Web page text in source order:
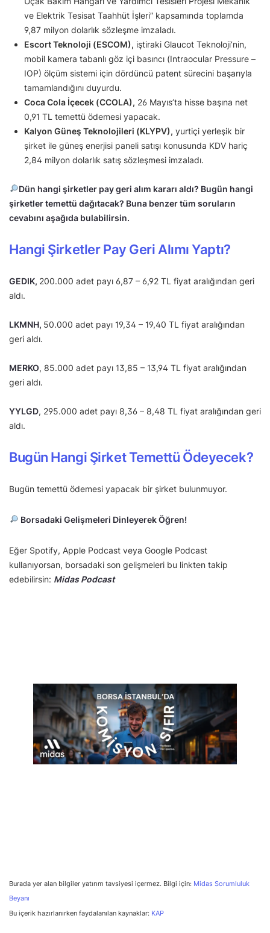
ve Elektrik Tesisat Taahhüt İşleri” kapsamında toplamda
9,87 milyon dolarlık sözleşme imzaladı.
Escort Teknoloji (ESCOM), iştiraki Glaucot Teknoloji’nin,
mobil kamera tabanlı göz içi basıncı (Intraocular Pressure –
IOP) ölçüm sistemi için dördüncü patent sürecini başarıyla
tamamlandığını duyurdu.
Coca Cola İçecek (CCOLA), 26 Mayıs’ta hisse başına net
0,91 TL temettü ödemesi yapacak.
Kalyon Güneş Teknolojileri (KLYPV), yurtiçi yerleşik bir
şirket ile güneş enerjisi paneli satışı konusunda KDV hariç
2,84 milyon dolarlık satış sözleşmesi imzaladı.
Dün hangi şirketler pay geri alım kararı aldı? Bugün hangi
şirketler temettü dağıtacak? Buna benzer tüm soruların
cevabını aşağıda bulabilirsin.
Hangi Şirketler Pay Geri Alımı Yaptı?
GEDIK, 200.000 adet payı 6,87 – 6,92 TL fiyat aralığından geri
aldı.
LKMNH, 50.000 adet payı 19,34 – 19,40 TL fiyat aralığından
geri aldı.
MERKO, 85.000 adet payı 13,85 – 13,94 TL fiyat aralığından
geri aldı.
YYLGD, 295.000 adet payı 8,36 – 8,48 TL fiyat aralığından geri
aldı.
Bugün Hangi Şirket Temettü Ödeyecek?
Bugün temettü ödemesi yapacak bir şirket bulunmuyor.
Borsadaki Gelişmeleri Dinleyerek Öğren!
Eğer Spotify, Apple Podcast veya Google Podcast
kullanıyorsan, borsadaki son gelişmeleri bu linkten takip
edebilirsin: Midas Podcast
Burada yer alan bilgiler yatırım tavsiyesi içermez. Bilgi için: Midas Sorumluluk
Beyanı
Bu içerik hazırlanırken faydalanılan kaynaklar: KAP